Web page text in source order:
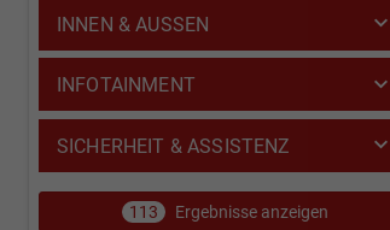
INNEN & AUSSEN
INFOTAINMENT
SICHERHEIT & ASSISTENZ
113 Ergebnisse anzeigen